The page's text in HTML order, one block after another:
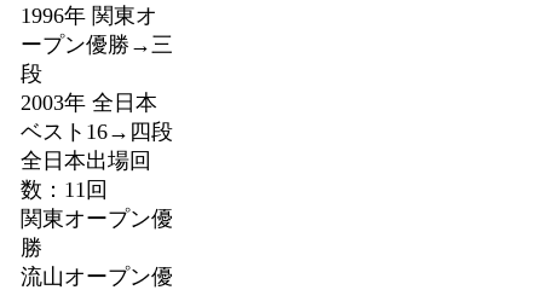
1996年 関東オ
ープン優勝→三
段
2003年 全日本
ベスト16→四段
全日本出場回
数：11回
関東オープン優
勝
流山オープン優